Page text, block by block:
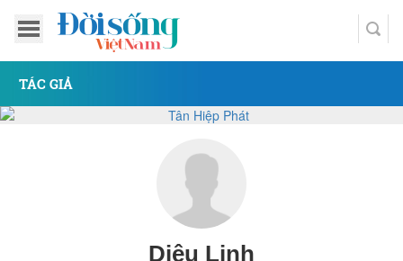
TÁC GIẢ
Diệu Linh